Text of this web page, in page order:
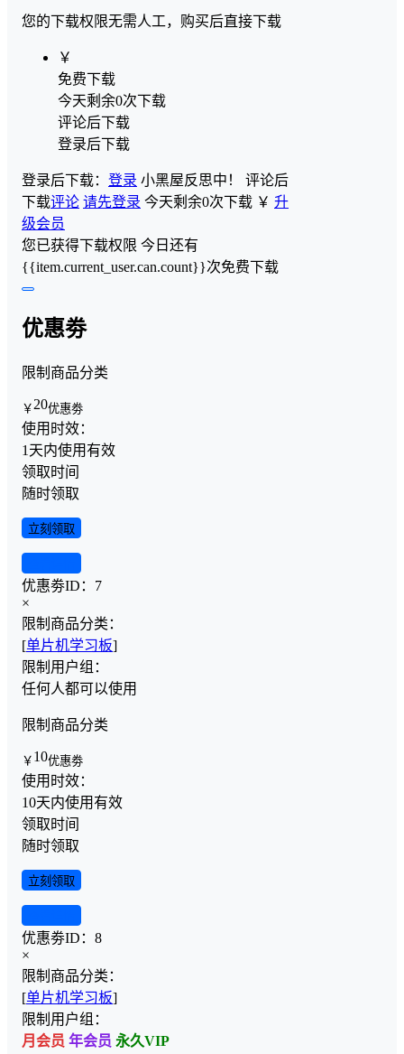
您的下载权限无需人工，购买后直接下载
￥
免费下载
今天剩余0次下载
评论后下载
登录后下载
登录后下载： 登录 小黑屋反思中！ 评论后
下载评论 请先登录 今天剩余0次下载 ￥ 升
级会员
您已获得下载权限 今日还有
{{item.current_user.can.count}}次免费下载
优惠劵
限制商品分类
￥ 20优惠劵
使用时效：
1天内使用有效
领取时间
随时领取
立刻领取
优惠劵ID： 7
×
限制商品分类：
[单片机学习板]
限制用户组：
任何人都可以使用
限制商品分类
￥ 10优惠劵
使用时效：
10天内使用有效
领取时间
随时领取
立刻领取
优惠劵ID： 8
×
限制商品分类：
[单片机学习板]
限制用户组：
月会员 年会员 永久VIP